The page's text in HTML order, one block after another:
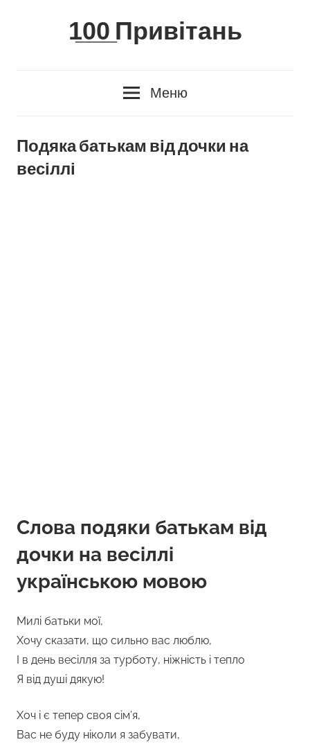
1̲0̲0̲ Привітань
Меню
Подяка батькам від дочки на
весіллі
Слова подяки батькам від
дочки на весіллі
українською мовою
Милі батьки мої,
Хочу сказати, що сильно вас люблю,
І в день весілля за турботу, ніжність і тепло
Я від душі дякую!
Хоч і є тепер своя сім’я,
Вас не буду ніколи я забувати,